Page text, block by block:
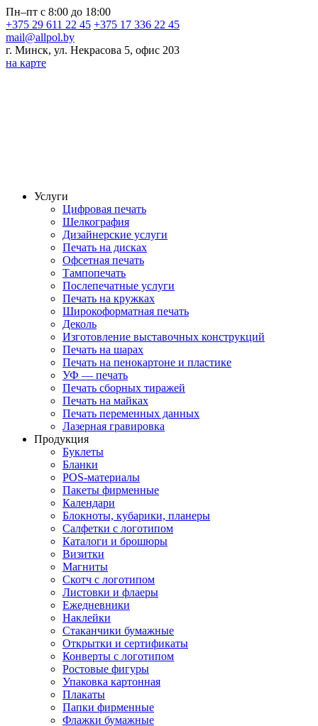
Пн–пт с 8:00 до 18:00
+375 29 611 22 45 +375 17 336 22 45
mail@allpol.by
г. Минск, ул. Некрасова 5, офис 203
на карте
Услуги
Цифровая печать
Шелкография
Дизайнерские услуги
Печать на дисках
Офсетная печать
Тампопечать
Послепечатные услуги
Печать на кружках
Широкоформатная печать
Деколь
Изготовление выставочных конструкций
Печать на шарах
Печать на пенокартоне и пластике
УФ — печать
Печать сборных тиражей
Печать на майках
Печать переменных данных
Лазерная гравировка
Продукция
Буклеты
Бланки
POS-материалы
Пакеты фирменные
Календари
Блокноты, кубарики, планеры
Салфетки с логотипом
Каталоги и брошюры
Визитки
Магниты
Скотч с логотипом
Листовки и флаеры
Ежедневники
Наклейки
Стаканчики бумажные
Открытки и сертификаты
Конверты с логотипом
Ростовые фигуры
Упаковка картонная
Плакаты
Папки фирменные
Флажки бумажные